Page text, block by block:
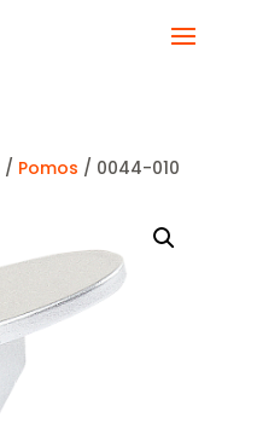
/ Pomos / 0044-010